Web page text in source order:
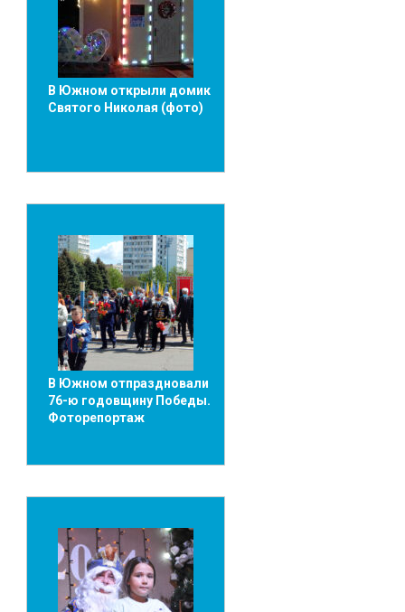
В Южном открыли домик
Святого Николая (фото)
В Южном отпраздновали
76-ю годовщину Победы.
Фоторепортаж